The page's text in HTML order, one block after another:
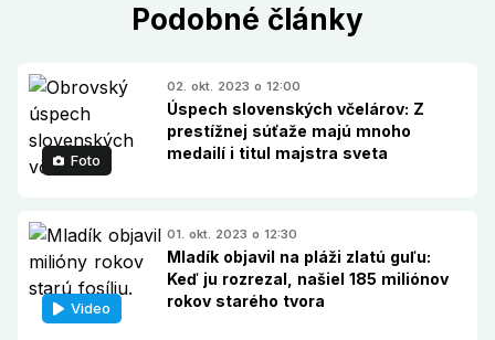
Podobné články
Foto
02. okt. 2023 o 12:00
Úspech slovenských včelárov: Z
prestížnej súťaže majú mnoho
medailí i titul majstra sveta
Video
01. okt. 2023 o 12:30
Mladík objavil na pláži zlatú guľu:
Keď ju rozrezal, našiel 185 miliónov
rokov starého tvora